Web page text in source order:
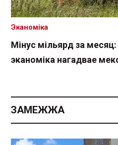
Мінус мільярд за
эканоміка нагадвае
Эканоміка
ЗАМЕЖЖА